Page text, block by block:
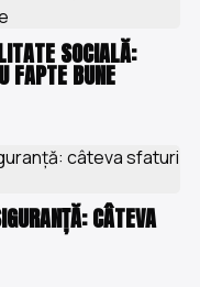
SOCIALĂ:
FAPTE BUNE
CÂTEVA